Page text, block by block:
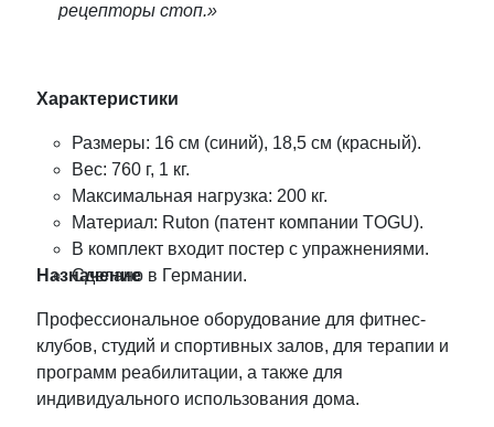
рецепторы стоп.»
Характеристики
Размеры: 16 см (синий), 18,5 см (красный).
Вес: 760 г, 1 кг.
Максимальная нагрузка: 200 кг.
Материал: Ruton (патент компании TOGU).
В комплект входит постер с упражнениями.
Сделано в Германии.
Назначение
Профессиональное оборудование для фитнес-
клубов, студий и спортивных залов, для терапии и
программ реабилитации, а также для
индивидуального использования дома.